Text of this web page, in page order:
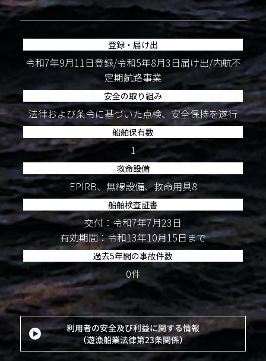
登録・届け出
令和7年9月11日登録/令和5年8月3日届け出/内航不
定期航路事業
安全の取り組み
法律および条令に基づいた点検、安全保持を遂行
船舶保有数
1
救命設備
EPIRB、無線設備、救命用具8
船舶検査証書
交付：令和7年7月23日
有効期間：令和13年10月15日まで
過去5年間の事故件数
0件